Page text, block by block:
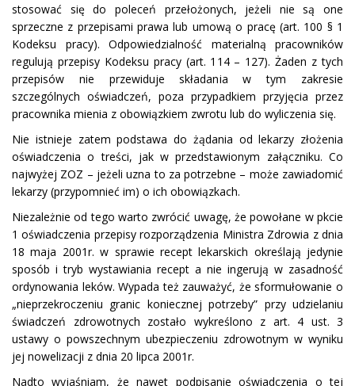
stosować się do poleceń przełożonych, jeżeli nie są one
sprzeczne z przepisami prawa lub umową o pracę (art. 100 § 1
Kodeksu pracy). Odpowiedzialność materialną pracowników
regulują przepisy Kodeksu pracy (art. 114 – 127). Żaden z tych
przepisów nie przewiduje składania w tym zakresie
szczególnych oświadczeń, poza przypadkiem przyjęcia przez
pracownika mienia z obowiązkiem zwrotu lub do wyliczenia się.
Nie istnieje zatem podstawa do żądania od lekarzy złożenia
oświadczenia o treści, jak w przedstawionym załączniku. Co
najwyżej ZOZ – jeżeli uzna to za potrzebne – może zawiadomić
lekarzy (przypomnieć im) o ich obowiązkach.
Niezależnie od tego warto zwrócić uwagę, że powołane w pkcie
1 oświadczenia przepisy rozporządzenia Ministra Zdrowia z dnia
18 maja 2001r. w sprawie recept lekarskich określają jedynie
sposób i tryb wystawiania recept a nie ingerują w zasadność
ordynowania leków. Wypada też zauważyć, że sformułowanie o
„nieprzekroczeniu granic koniecznej potrzeby” przy udzielaniu
świadczeń zdrowotnych zostało wykreślono z art. 4 ust. 3
ustawy o powszechnym ubezpieczeniu zdrowotnym w wyniku
jej nowelizacji z dnia 20 lipca 2001r.
Nadto wyjaśniam, że nawet podpisanie oświadczenia o tej